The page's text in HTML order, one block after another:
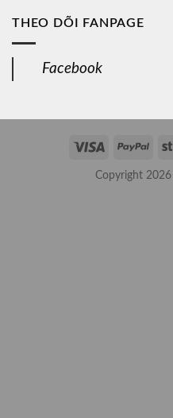
THEO DÕI FANPAGE
Facebook
Visa
Copyright